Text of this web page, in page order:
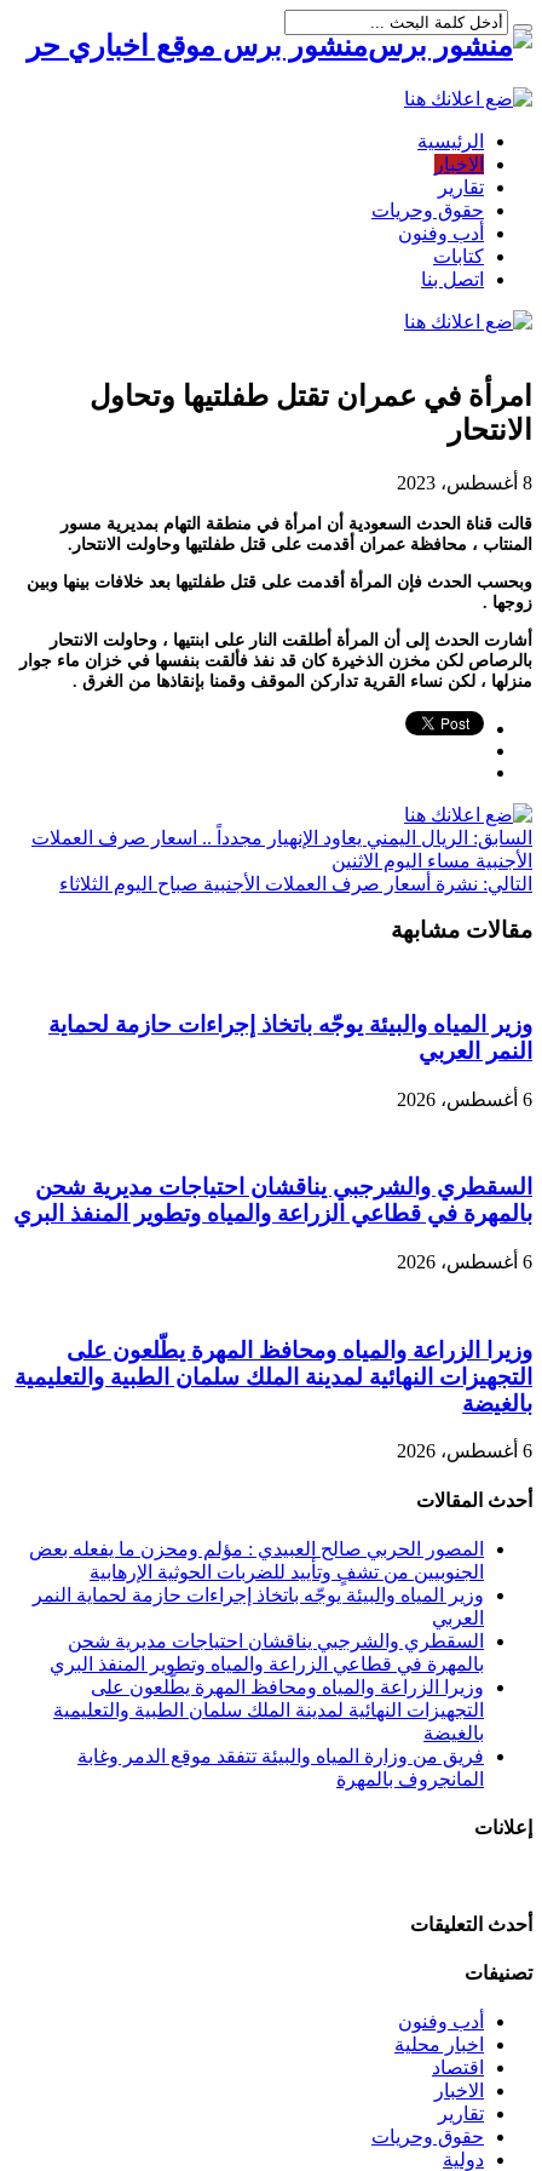
منشور برس موقع اخباري حر
الرئيسية
الاخبار
تقارير
حقوق وحريات
أدب وفنون
كتابات
اتصل بنا
امرأة في عمران تقتل طفلتيها وتحاول
الانتحار
8 أغسطس، 2023
قالت قناة الحدث السعودية أن امرأة في منطقة التهام بمديرية مسور
المنتاب ، محافظة عمران أقدمت على قتل طفلتيها وحاولت الانتحار.
وبحسب الحدث فإن المرأة أقدمت على قتل طفلتيها بعد خلافات بينها وبين
زوجها .
أشارت الحدث إلى أن المرأة أطلقت النار على ابنتيها ، وحاولت الانتحار
بالرصاص لكن مخزن الذخيرة كان قد نفذ فألقت بنفسها في خزان ماء جوار
منزلها ، لكن نساء القرية تداركن الموقف وقمنا بإنقاذها من الغرق .
السابق: الريال اليمني يعاود الإنهيار مجدداً .. اسعار صرف العملات
الأجنبية مساء اليوم الاثنين
التالي: نشرة أسعار صرف العملات الأجنبية صباح اليوم الثلاثاء
مقالات مشابهة
وزير المياه والبيئة يوجّه باتخاذ إجراءات حازمة لحماية
النمر العربي
6 أغسطس، 2026
السقطري والشرجبي يناقشان احتياجات مديرية شحن
بالمهرة في قطاعي الزراعة والمياه وتطوير المنفذ البري
6 أغسطس، 2026
وزيرا الزراعة والمياه ومحافظ المهرة يطّلعون على
التجهيزات النهائية لمدينة الملك سلمان الطبية والتعليمية
بالغيضة
6 أغسطس، 2026
أحدث المقالات
المصور الحربي صالح العبيدي : مؤلم ومحزن ما يفعله بعض
الجنوبيين من تشفٍ وتأييد للضربات الحوثية الإرهابية
وزير المياه والبيئة يوجّه باتخاذ إجراءات حازمة لحماية النمر
العربي
السقطري والشرجبي يناقشان احتياجات مديرية شحن
بالمهرة في قطاعي الزراعة والمياه وتطوير المنفذ البري
وزيرا الزراعة والمياه ومحافظ المهرة يطّلعون على
التجهيزات النهائية لمدينة الملك سلمان الطبية والتعليمية
بالغيضة
فريق من وزارة المياه والبيئة تتفقد موقع الدمر وغابة
المانجروف بالمهرة
إعلانات
أحدث التعليقات
تصنيفات
أدب وفنون
اخبار محلية
اقتصاد
الاخبار
تقارير
حقوق وحريات
دولية